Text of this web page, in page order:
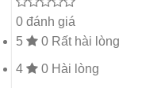
0 đánh giá
5
0 Rất hài lòng
4 0 Hài lòng